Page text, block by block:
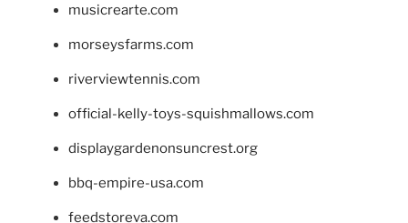
musicrearte.com
morseysfarms.com
riverviewtennis.com
official-kelly-toys-squishmallows.com
displaygardenonsuncrest.org
bbq-empire-usa.com
feedstoreva.com